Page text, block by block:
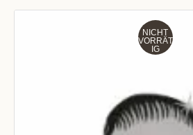
NICHT
VORRÄT
IG